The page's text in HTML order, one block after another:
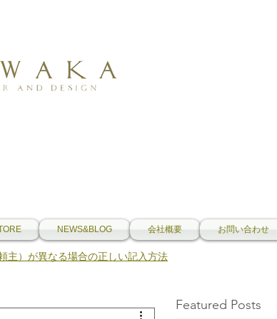
NEWS&BLOG 会社概要 お問い合わせ
主）が異なる場合の正しい記入方法
Featured Posts